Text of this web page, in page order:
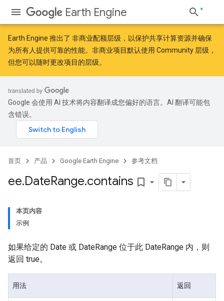
Earth Engine
Earth Engine 推出了 非商业配额层级 ，以保护共享计算资源并确保
为所有人提供可靠的性能。非商业项目默认使用 Community 层级，
但您可以随时更改项目的层级。
Google 会使用 AI 技术将内容翻译成您偏好的语言。AI 翻译可能包
含错误。
首页 产品 Google Earth Engine 参考文档
ee.DateRange.contains bookmark_border
本页内容
示例
如果给定的 Date 或 DateRange 位于此 DateRange 内，则
返回 true。
用法 返回